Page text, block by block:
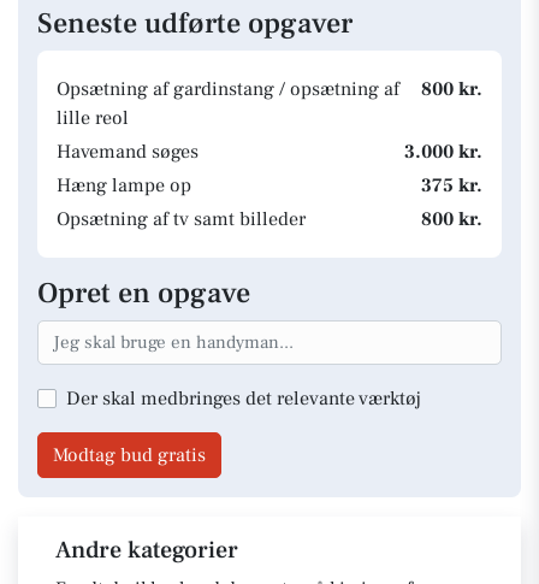
Seneste udførte opgaver
Opsætning af gardinstang / opsætning af
lille reol
800 kr.
Havemand søges
3.000 kr.
Hæng lampe op
375 kr.
Opsætning af tv samt billeder
800 kr.
Opret en opgave
Der skal medbringes det relevante værktøj
Modtag bud gratis
Andre kategorier